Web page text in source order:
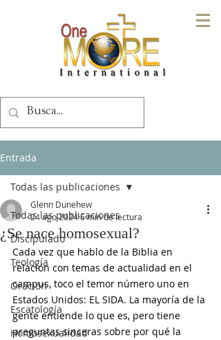
Entrada
Todas las publicaciones
Discipulado
Teología
Oración
Escatología
Homosexualidad
Todas las publicaciones
¿Se nace homosexual?
Glenn Dunehew
24 ago 20246 min de lectura
Cada vez que hablo de la Biblia en
relación con temas de actualidad en el
campus, toco el temor número uno en
Estados Unidos: EL SIDA. La mayoría de la
gente entiende lo que es, pero tiene
preguntas sinceras sobre por qué la